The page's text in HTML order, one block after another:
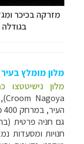
מזרקה בכיכר
בגודלה
מלון מומלץ בעיר
מלון נישיטטצו
גם חניה פרטית
חנויות ומסעדות